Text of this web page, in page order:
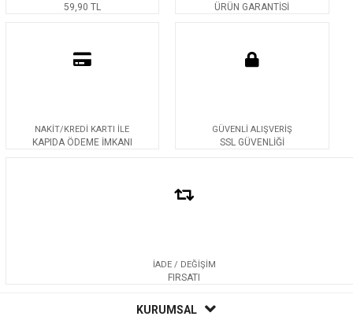
59,90 TL ÜRÜN GARANTİSİ
NAKİT/KREDİ KARTI İLE
KAPIDA ÖDEME İMKANI
GÜVENLİ ALIŞVERİŞ
SSL GÜVENLİĞİ
İADE / DEĞİŞİM
FIRSATI
KURUMSAL